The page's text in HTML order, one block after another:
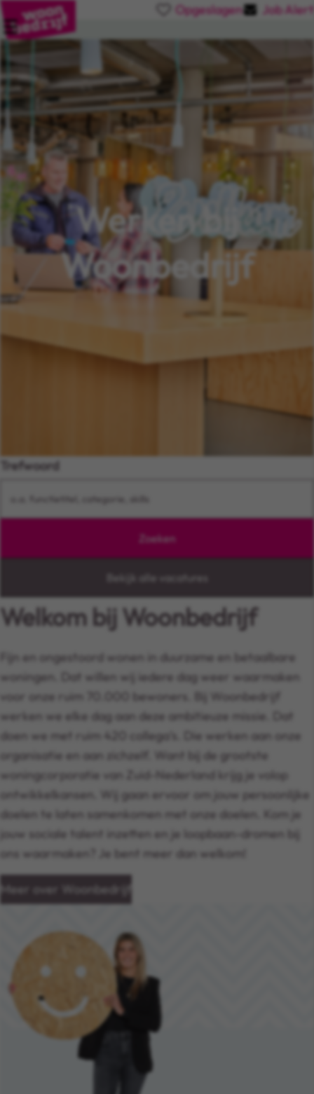
Opgeslagen Job Alert
Werken bij
Woonbedrijf
Trefwoord
Zoeken
Bekijk alle vacatures
Welkom bij Woonbedrijf
Fijn en ongestoord wonen in duurzame en betaalbare
woningen. Dat willen wij iedere dag weer waarmaken
voor onze ruim 70.000 bewoners. Bij Woonbedrijf
werken we elke dag aan deze ambitieuze missie. Dat
doen we met ruim 420 collega’s. Die werken aan onze
organisatie en aan zichzelf. Want bij de grootste
woningcorporatie van Zuid-Nederland krijg je volop
ontwikkelkansen. Wij gaan ervoor om jouw persoonlijke
doelen te laten samenkomen met onze doelen. Kom je
jouw sociale talent inzetten en je loopbaan-dromen bij
ons waarmaken? Je bent meer dan welkom!
Meer over Woonbedrijf